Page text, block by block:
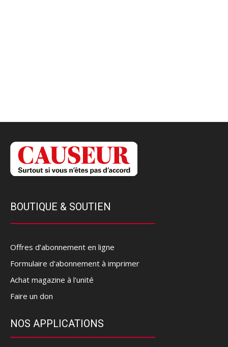
BOUTIQUE & SOUTIEN
Offres d’abonnement en ligne
Formulaire d'abonnement à imprimer
Achat magazine à l'unité
Faire un don
NOS APPLICATIONS